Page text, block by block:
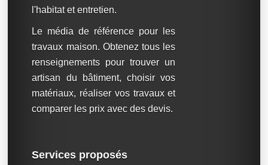
l'habitat et entretien.
Le média de référence pour les
travaux maison. Obtenez tous les
renseignements pour trouver un
artisan du bâtiment, choisir vos
matériaux, réaliser vos travaux et
comparer les prix avec des devis.
Services proposés